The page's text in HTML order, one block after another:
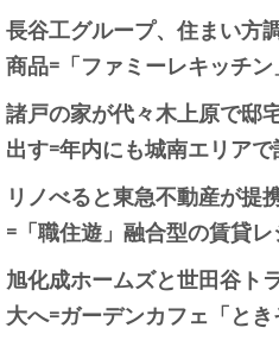
長谷工グループ、住まい方
商品=「ファミーレキッチ
諸戸の家が代々木上原で邸
出す=年内にも城南エリア
リノべると東急不動産が提
=「職住遊」融合型の賃貸
旭化成ホームズと世田谷ト
大へ=ガーデンカフェ「と